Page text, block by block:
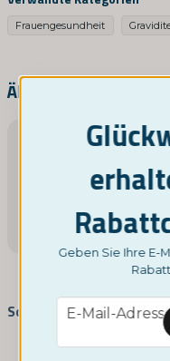
Ähnliche Produkte
29,95 €
name
Frauengesundheit
Geben Sie Ihre E-
email
E-Mail-